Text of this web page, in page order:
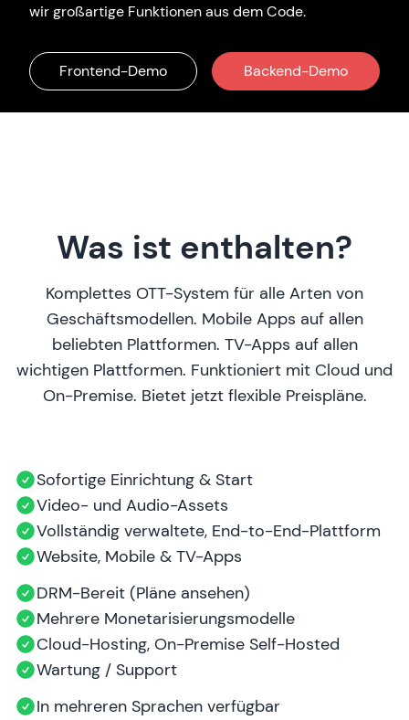
wir großartige Funktionen aus dem Code.
Frontend-Demo Backend-Demo
Was ist enthalten?
Komplettes OTT-System für alle Arten von
Geschäftsmodellen. Mobile Apps auf allen
beliebten Plattformen. TV-Apps auf allen
wichtigen Plattformen. Funktioniert mit Cloud und
On-Premise. Bietet jetzt flexible Preispläne.
Sofortige Einrichtung & Start
Video- und Audio-Assets
Vollständig verwaltete, End-to-End-Plattform
Website, Mobile & TV-Apps
DRM-Bereit (Pläne ansehen)
Mehrere Monetarisierungsmodelle
Cloud-Hosting, On-Premise Self-Hosted
Wartung / Support
In mehreren Sprachen verfügbar